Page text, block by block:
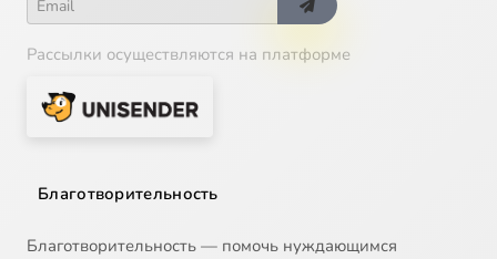
Рассылки осуществляются на платформе
Благотворительность
Благотворительность — помочь нуждающимся